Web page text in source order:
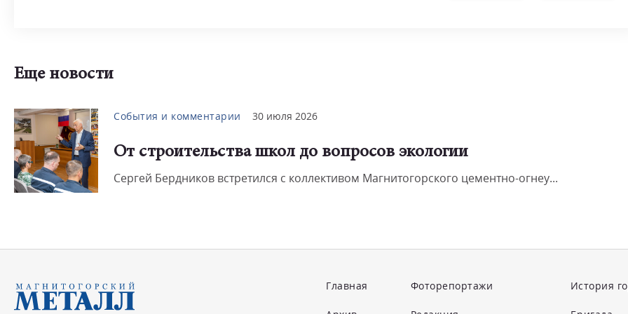
Еще новости
События и комментарии 30 июля 2026
От строительства школ до вопросов экологии
Сергей Бердников встретился с коллективом Магнитогорского цементно-огнеу...
Главная Фоторепортажи История